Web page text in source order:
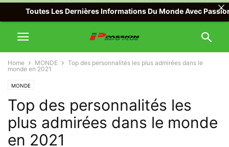
Home MONDE
Top des personnalités les plus admirées dans le
monde en 2021
MONDE
Top des personnalités les
plus admirées dans le monde
en 2021
Toutes Les Dernières Informations Du Monde Avec Passion